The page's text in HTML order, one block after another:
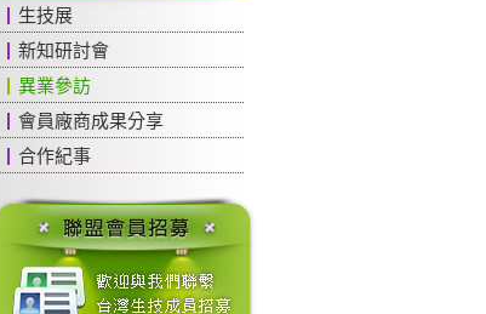
生技展
新知研討會
異業參訪
會員廠商成果分享
合作紀事